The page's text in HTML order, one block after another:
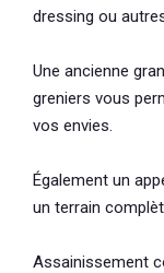
dressing ou
Une ancienne
greniers vous
vos envies.
Également un
un terrain
Assainissement